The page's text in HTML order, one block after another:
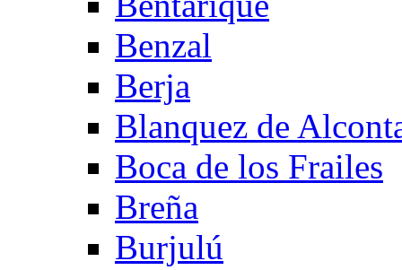
Benzal
Berja
Blanquez de
Boca de los Frailes
Breña
Burjulú